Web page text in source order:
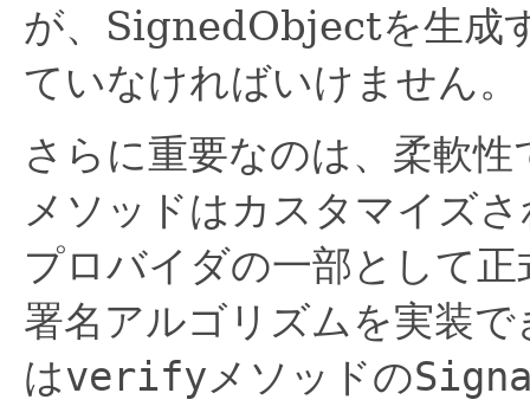
が、SignedObjectを生成
ていなければいけません。
さらに重要なのは、柔軟
メソッドはカスタマイズ
プロバイダの一部として
署名アルゴリズムを実装で
はverifyメソッドの